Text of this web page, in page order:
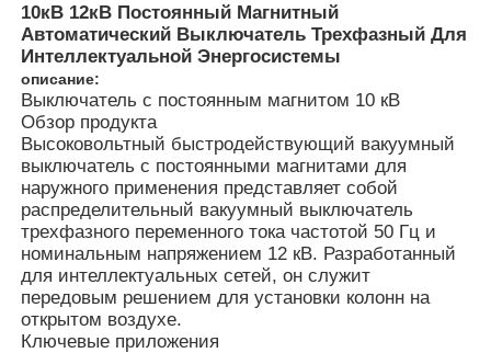
10кВ 12кВ Постоянный Магнитный
Автоматический Выключатель Трехфазный Для
Интеллектуальной Энергосистемы
описание:
Выключатель с постоянным магнитом 10 кВ
Обзор продукта
Высоковольтный быстродействующий вакуумный
выключатель с постоянными магнитами для
наружного применения представляет собой
распределительный вакуумный выключатель
трехфазного переменного тока частотой 50 Гц и
номинальным напряжением 12 кВ. Разработанный
для интеллектуальных сетей, он служит
передовым решением для установки колонн на
открытом воздухе.
Ключевые приложения